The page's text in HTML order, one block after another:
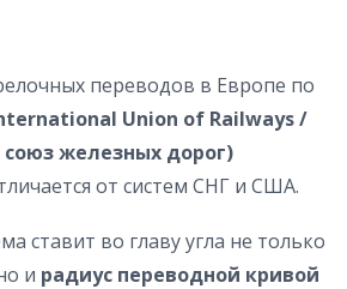
переводов в Европе по
Union of Railways /
железных дорог)
от систем СНГ и США.
ставит во главу угла не только
и радиус переводной кривой